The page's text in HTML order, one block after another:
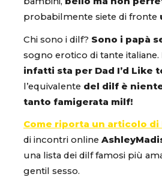
probabilmente siete di fronte
Chi sono i dilf? Sono i papà
sogno erotico di tante italiane.
infatti sta per Dad I’d Like
l’equivalente del dilf è
tanto famigerata milf!
Come riporta un articolo di
di incontri online
una lista dei dilf famosi più
gentil sesso.